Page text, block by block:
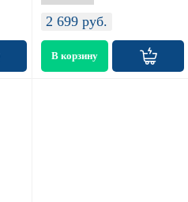
2 699 руб.